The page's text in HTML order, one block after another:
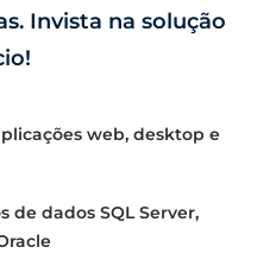
Invista na solução
web, desktop e
de dados SQL Server,